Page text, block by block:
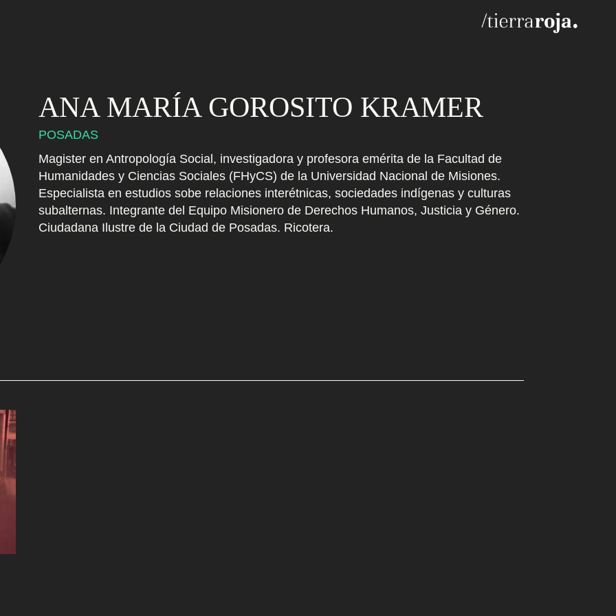
ANA MARÍA GOROSITO KRAMER
POSADAS
Magister en Antropología Social, investigadora y profesora emérita de la Facultad de
Humanidades y Ciencias Sociales (FHyCS) de la Universidad Nacional de Misiones.
Especialista en estudios sobe relaciones interétnicas, sociedades indígenas y culturas
subalternas. Integrante del Equipo Misionero de Derechos Humanos, Justicia y Género.
Ciudadana Ilustre de la Ciudad de Posadas. Ricotera.